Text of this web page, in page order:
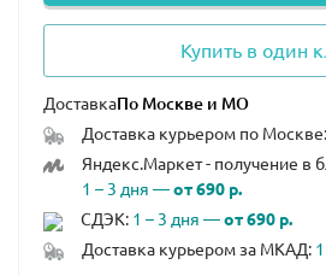
Купить в один
Доставка
Доставка курьером по Москве:
Яндекс.Маркет - получение в
1 – 3 дня —от 690 р.
СДЭК: 1 – 3 дня —от 690 р.
Доставка курьером за МКАД: